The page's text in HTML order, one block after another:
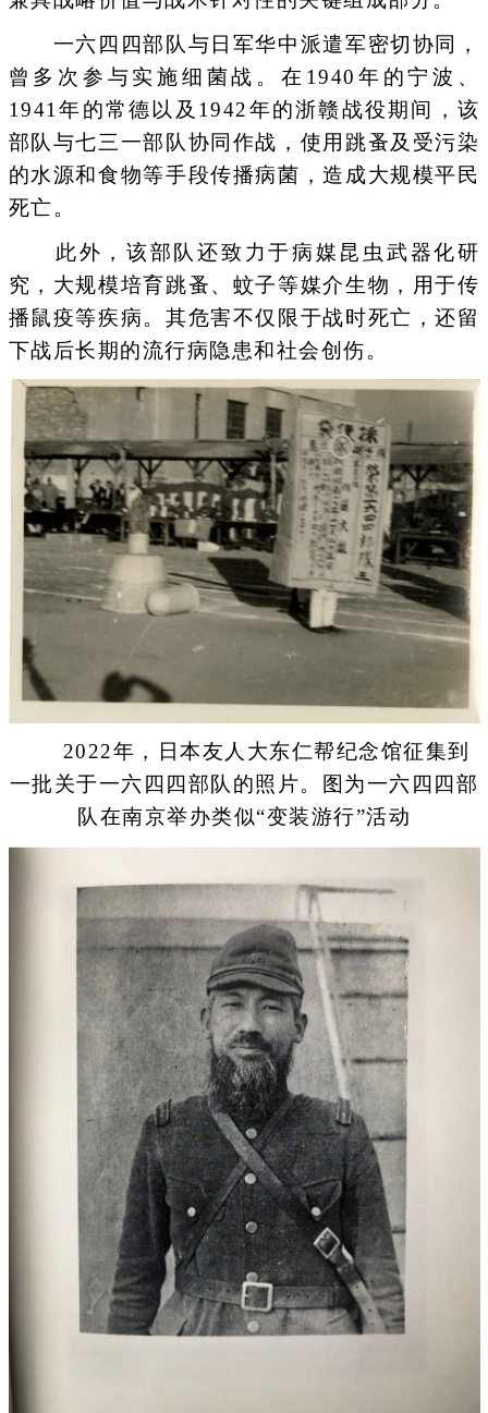
一六四四部队与日军华中派遣军密切协同，
曾多次参与实施细菌战。在1940年的宁波、
1941年的常德以及1942年的浙赣战役期间，该
部队与七三一部队协同作战，使用跳蚤及受污染
的水源和食物等手段传播病菌，造成大规模平民
死亡。
此外，该部队还致力于病媒昆虫武器化研
究，大规模培育跳蚤、蚊子等媒介生物，用于传
播鼠疫等疾病。其危害不仅限于战时死亡，还留
下战后长期的流行病隐患和社会创伤。
2022年，日本友人大东仁帮纪念馆征集到
一批关于一六四四部队的照片。图为一六四四部
队在南京举办类似“变装游行”活动